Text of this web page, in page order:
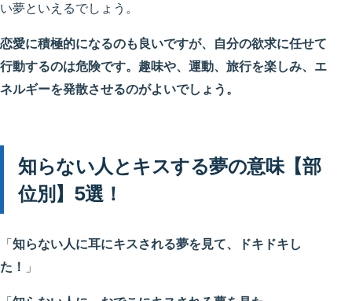
い夢といえるでしょう。
恋愛に積極的になるのも良いですが、自分の欲求に任せて
行動するのは危険です。趣味や、運動、旅行を楽しみ、エ
ネルギーを発散させるのがよいでしょう。
知らない人とキスする夢の意味【部
位別】5選！
「知らない人に耳にキスされる夢を見て、ドキドキし
た！ 」